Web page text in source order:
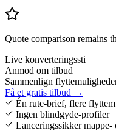
Quote comparison remains
Live konverteringssti
Anmod om tilbud
Sammenlign
Få et gratis tilbud →
Én rute-brief, flere
Ingen blindgyde-profiler
Lanceringssikker mappe-